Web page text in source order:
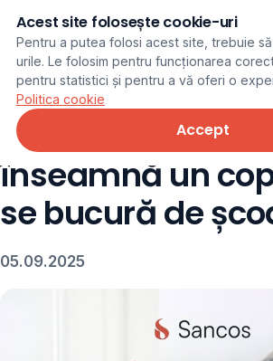
← Noutăți
🧒 Un copil
înseamnă un
se bucură de
05.09.2025
Acest site folosește cookie-uri
Pentru a putea folosi acest site, trebuie
urile. Le folosim pentru funcționarea
pentru statistici și pentru a vă oferi o
Politica cookie
Accept